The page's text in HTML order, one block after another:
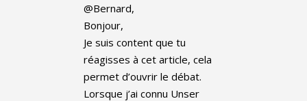
@Bernard,
Bonjour,
Je suis content que tu
réagisses à cet article, cela
permet d’ouvrir le débat.
Lorsque j’ai connu Unser